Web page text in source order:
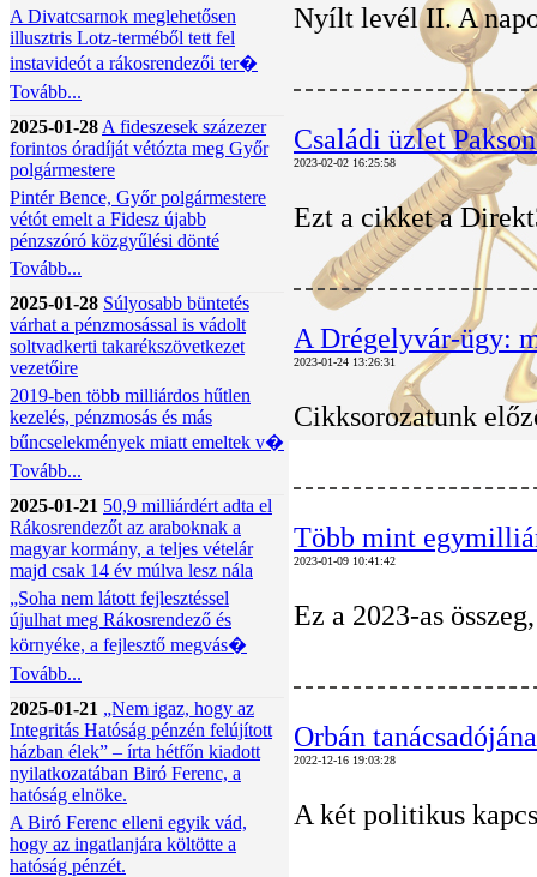
A Divatcsarnok meglehetősen
illusztris Lotz-terméből tett fel
instavideót a rákosrendezői ter�
Tovább...
2025-01-28 A fideszesek százezer
forintos óradíját vétózta meg Győr
polgármestere
Pintér Bence, Győr polgármestere
vétót emelt a Fidesz újabb
pénzszóró közgyűlési dönté
Tovább...
2025-01-28 Súlyosabb büntetés
várhat a pénzmosással is vádolt
soltvadkerti takarékszövetkezet
vezetőire
2019-ben több milliárdos hűtlen
kezelés, pénzmosás és más
bűncselekmények miatt emeltek v�
Tovább...
2025-01-21 50,9 milliárdért adta el
Rákosrendezőt az araboknak a
magyar kormány, a teljes vételár
majd csak 14 év múlva lesz nála
„Soha nem látott fejlesztéssel
újulhat meg Rákosrendező és
környéke, a fejlesztő megvás�
Tovább...
2025-01-21 „Nem igaz, hogy az
Integritás Hatóság pénzén felújított
házban élek” – írta hétfőn kiadott
nyilatkozatában Biró Ferenc, a
hatóság elnöke.
A Biró Ferenc elleni egyik vád,
hogy az ingatlanjára költötte a
hatóság pénzét.
Nyílt levél II. A
Családi üzlet
2023-02-02 16:25:58
Ezt a cikket a
A Drégelyvár-ügy:
2023-01-24 13:26:31
Cikksorozatunk
Több mint
2023-01-09 10:41:42
Ez a 2023-as
Orbán
2022-12-16 19:03:28
A két politikus